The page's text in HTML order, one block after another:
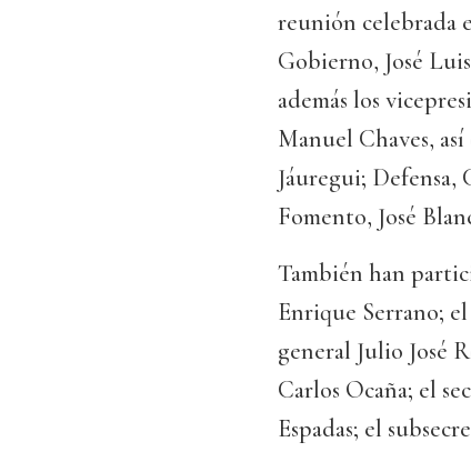
reunión celebrada
Gobierno, José
además los
Manuel Chaves,
Jáuregui; Defensa,
Fomento, José
También han
Enrique Serrano;
general Julio José
Carlos Ocaña; el
Espadas; el